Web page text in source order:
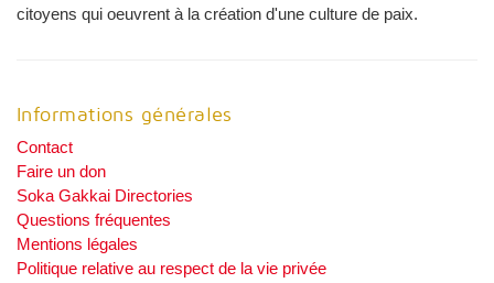
citoyens qui oeuvrent à la création d'une culture de paix.
Informations générales
Contact
Faire un don
Soka Gakkai Directories
Questions fréquentes
Mentions légales
Politique relative au respect de la vie privée